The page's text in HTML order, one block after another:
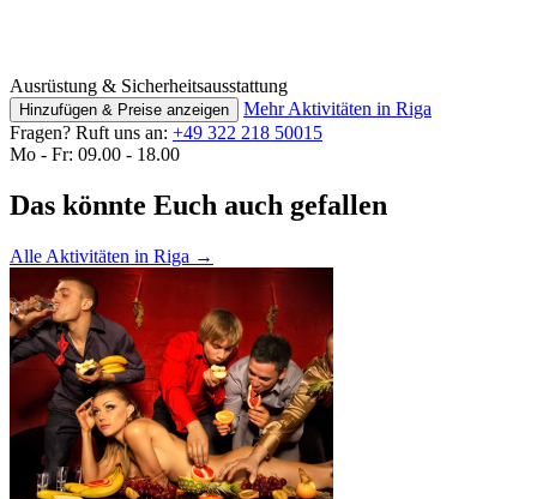
Ausrüstung & Sicherheitsausstattung
Hinzufügen & Preise anzeigen
Mehr Aktivitäten in Riga
Fragen? Ruft uns an: +49 322 218 50015
Mo - Fr: 09.00 - 18.00
Das könnte Euch auch gefallen
Alle Aktivitäten in Riga →